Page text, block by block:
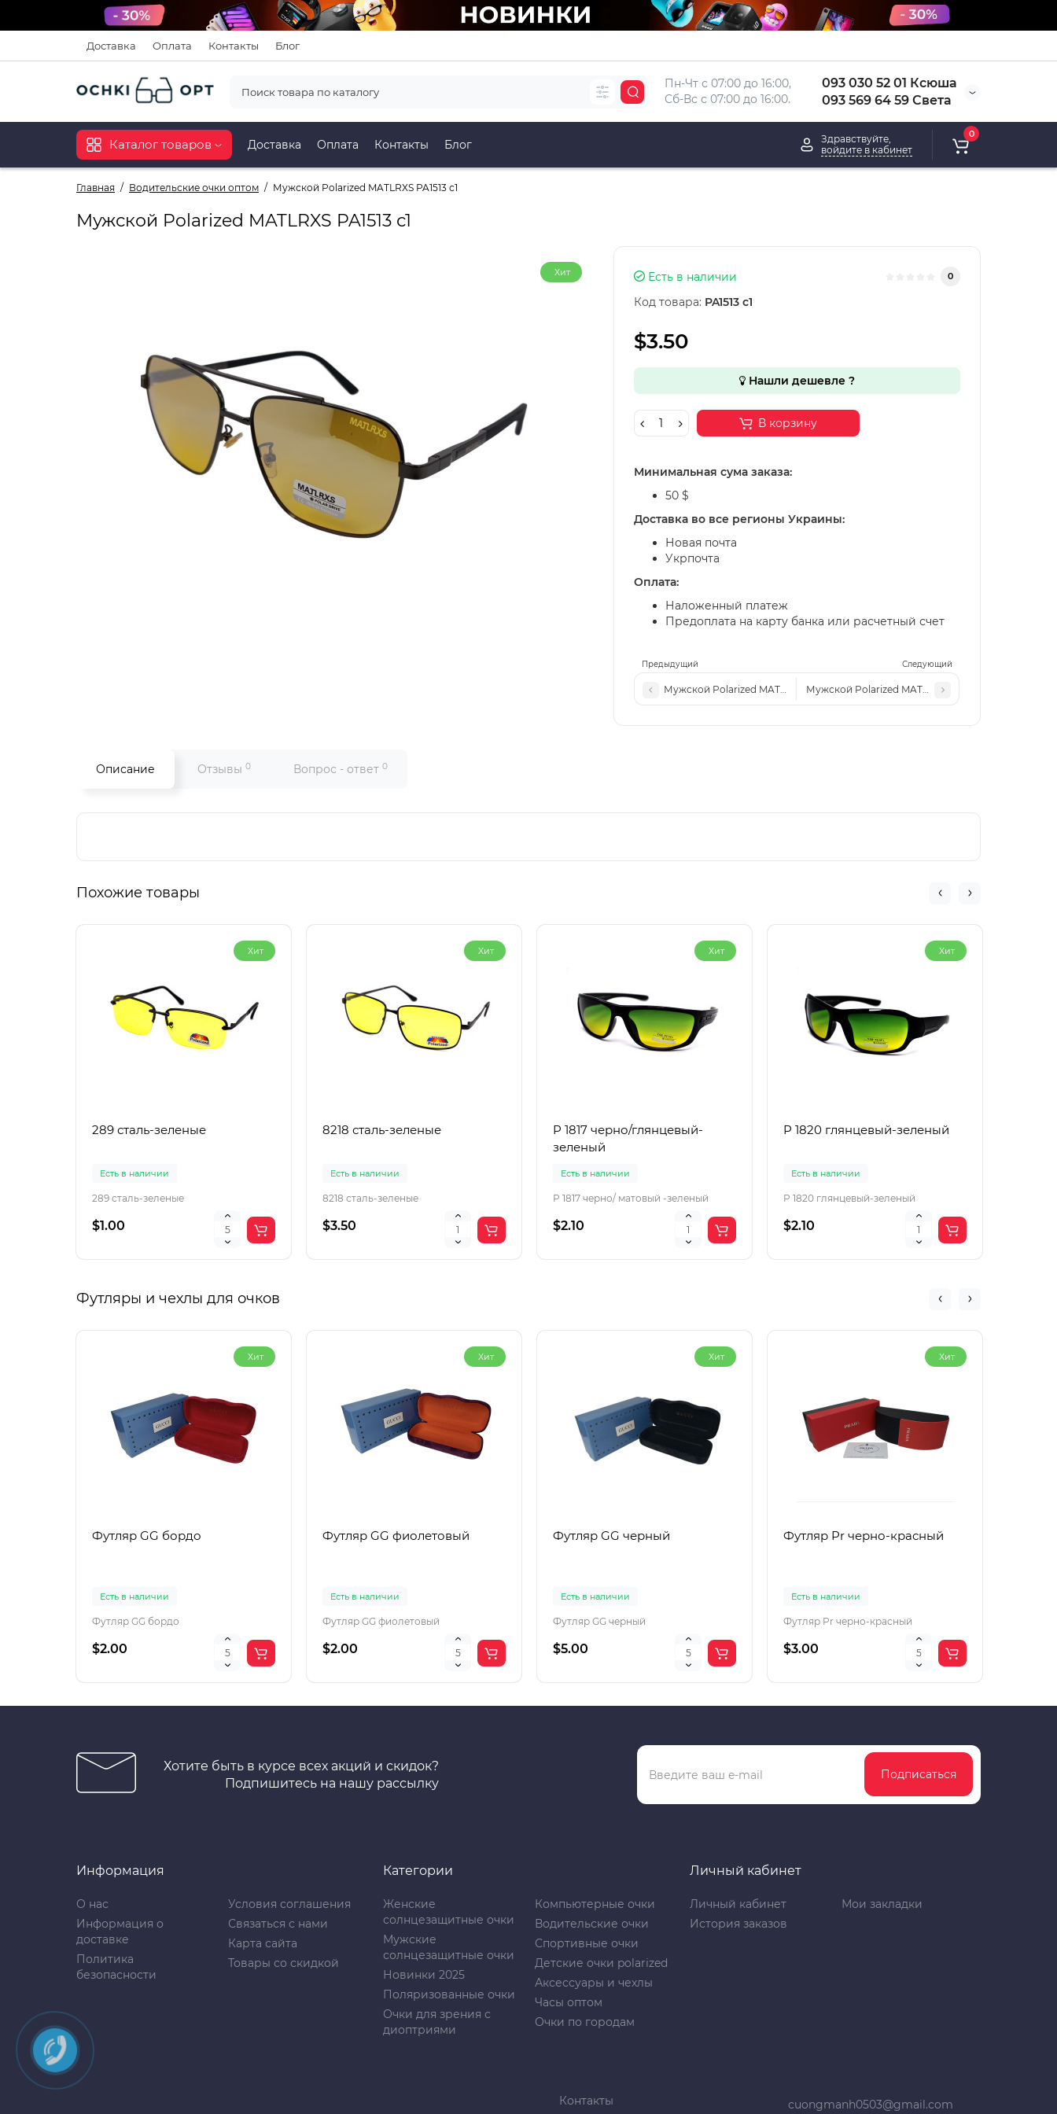
Доставка Оплата Контакты Блог
Пн-Чт с 07:00 до 16:00,
Сб-Вс с 07:00 до 16:00.
093 030 52 01 Ксюша
093 569 64 59 Света
Каталог товаров Доставка Оплата Контакты Блог
Здравствуйте,
войдите в кабинет
0
Главная Водительские очки оптом Мужской Polarized MATLRXS PA1513 с1
Мужской Polarized MATLRXS PA1513 с1
Хит
Предыдущий Следующий
Мужской Polarized MATLRXS PA1513 с2Мужской Polarized MATLRXS PA1508 с6
Есть в наличии 0
Код товара: PA1513 с1
$3.50
Нашли дешевле ?
В корзину
Минимальная сума заказа:
50 $
Доставка во все регионы Украины:
Новая почта
Укрпочта
Оплата:
Наложенный платеж
Предоплата на карту банка или расчетный счет
Описание Отзывы 0 Вопрос - ответ 0
Похожие товары
Хит
289 сталь-зеленые
Есть в наличии
289 сталь-зеленые
$1.00
Хит
8218 сталь-зеленые
Есть в наличии
8218 сталь-зеленые
$3.50
Хит
P 1817 черно/глянцевый-
зеленый
Есть в наличии
P 1817 черно/ матовый -зеленый
$2.10
Хит
P 1820 глянцевый-зеленый
Есть в наличии
P 1820 глянцевый-зеленый
$2.10
Футляры и чехлы для очков
Хит
Футляр GG бордо
Есть в наличии
Футляр GG бордо
$2.00
Хит
Футляр GG фиолетовый
Есть в наличии
Футляр GG фиолетовый
$2.00
Хит
Футляр GG черный
Есть в наличии
Футляр GG черный
$5.00
Хит
Футляр Pr черно-красный
Есть в наличии
Футляр Pr черно-красный
$3.00
Хотите быть в курсе всех акций и скидок?
Подпишитесь на нашу рассылку
Подписаться
Информация
О нас
Информация о
доставке
Политика
безопасности
Условия соглашения
Связаться с нами
Карта сайта
Товары со скидкой
Категории
Женские
солнцезащитные очки
Мужские
солнцезащитные очки
Новинки 2025
Поляризованные очки
Очки для зрения с
диоптриями
Компьютерные очки
Водительские очки
Спортивные очки
Детские очки polarized
Аксессуары и чехлы
Часы оптом
Очки по городам
Личный кабинет
Личный кабинет
История заказов
Мои закладки
Контакты cuongmanh0503@gmail.com